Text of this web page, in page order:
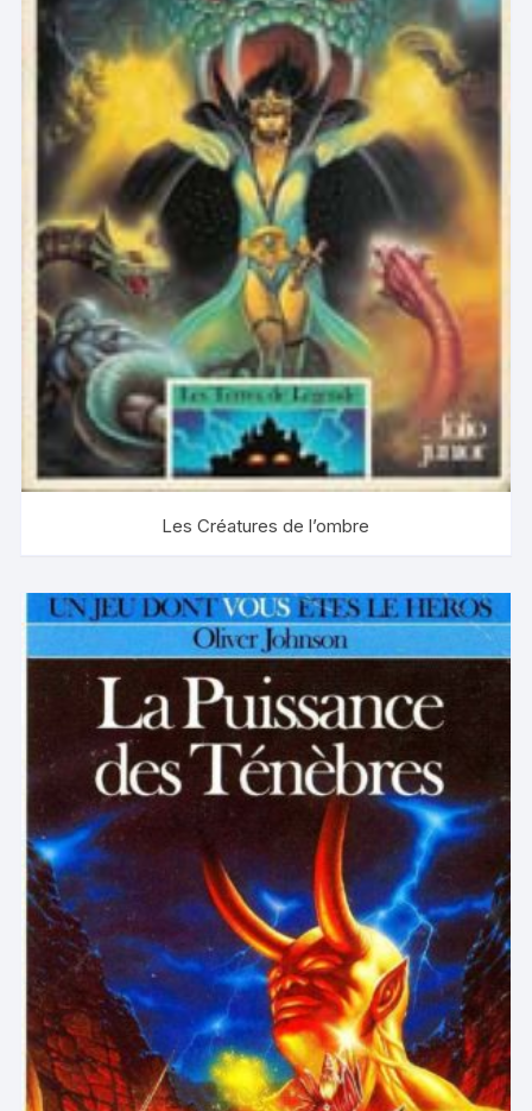
Les Créatures de l’ombre